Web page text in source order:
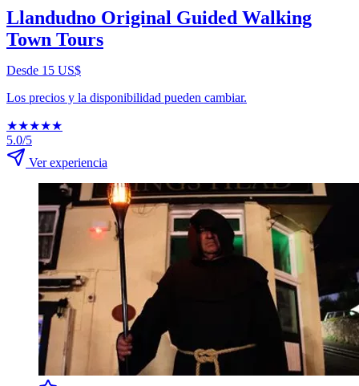
Llandudno Original Guided Walking
Town Tours
Desde 15 US$
Los precios y la disponibilidad pueden cambiar.
★★★★★
5.0/5
Ver experiencia